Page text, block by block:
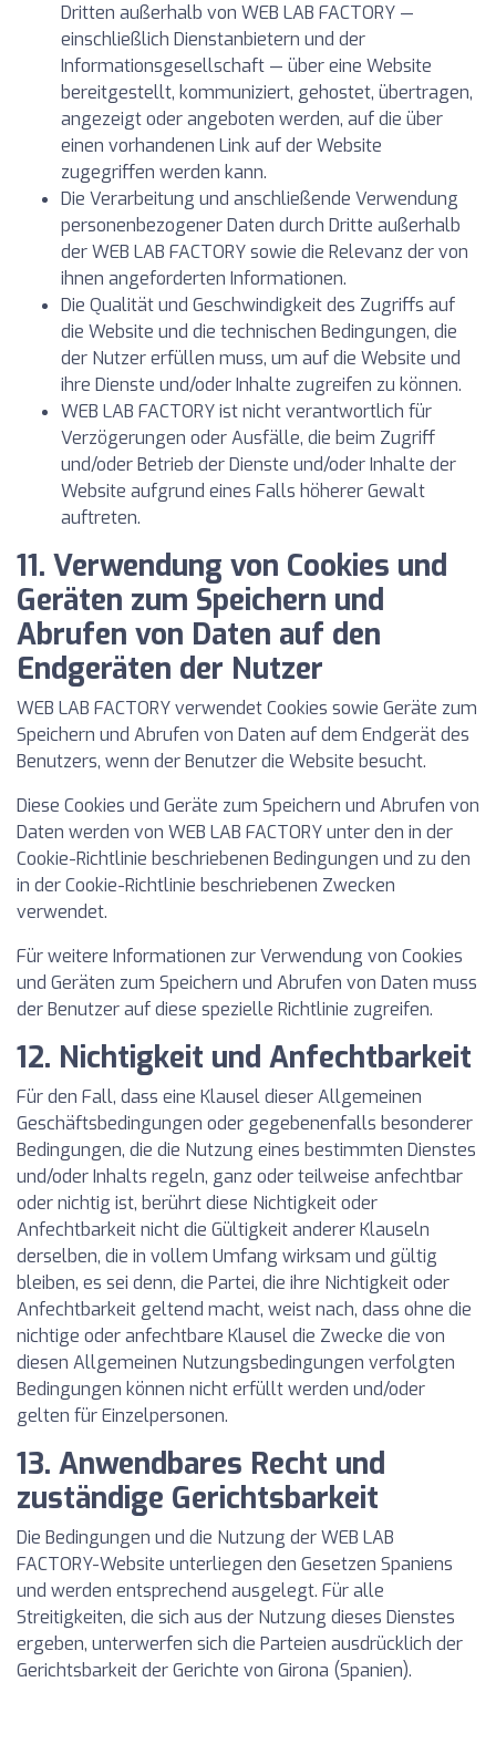
Dritten außerhalb von WEB LAB FACTORY —
einschließlich Dienstanbietern und der
Informationsgesellschaft — über eine Website
bereitgestellt, kommuniziert, gehostet, übertragen,
angezeigt oder angeboten werden, auf die über
einen vorhandenen Link auf der Website
zugegriffen werden kann.
Die Verarbeitung und anschließende Verwendung
personenbezogener Daten durch Dritte außerhalb
der WEB LAB FACTORY sowie die Relevanz der von
ihnen angeforderten Informationen.
Die Qualität und Geschwindigkeit des Zugriffs auf
die Website und die technischen Bedingungen, die
der Nutzer erfüllen muss, um auf die Website und
ihre Dienste und/oder Inhalte zugreifen zu können.
WEB LAB FACTORY ist nicht verantwortlich für
Verzögerungen oder Ausfälle, die beim Zugriff
und/oder Betrieb der Dienste und/oder Inhalte der
Website aufgrund eines Falls höherer Gewalt
auftreten.
11. Verwendung von Cookies und
Geräten zum Speichern und
Abrufen von Daten auf den
Endgeräten der Nutzer
WEB LAB FACTORY verwendet Cookies sowie Geräte zum
Speichern und Abrufen von Daten auf dem Endgerät des
Benutzers, wenn der Benutzer die Website besucht.
Diese Cookies und Geräte zum Speichern und Abrufen von
Daten werden von WEB LAB FACTORY unter den in der
Cookie-Richtlinie beschriebenen Bedingungen und zu den
in der Cookie-Richtlinie beschriebenen Zwecken
verwendet.
Für weitere Informationen zur Verwendung von Cookies
und Geräten zum Speichern und Abrufen von Daten muss
der Benutzer auf diese spezielle Richtlinie zugreifen.
12. Nichtigkeit und Anfechtbarkeit
Für den Fall, dass eine Klausel dieser Allgemeinen
Geschäftsbedingungen oder gegebenenfalls besonderer
Bedingungen, die die Nutzung eines bestimmten Dienstes
und/oder Inhalts regeln, ganz oder teilweise anfechtbar
oder nichtig ist, berührt diese Nichtigkeit oder
Anfechtbarkeit nicht die Gültigkeit anderer Klauseln
derselben, die in vollem Umfang wirksam und gültig
bleiben, es sei denn, die Partei, die ihre Nichtigkeit oder
Anfechtbarkeit geltend macht, weist nach, dass ohne die
nichtige oder anfechtbare Klausel die Zwecke die von
diesen Allgemeinen Nutzungsbedingungen verfolgten
Bedingungen können nicht erfüllt werden und/oder
gelten für Einzelpersonen.
13. Anwendbares Recht und
zuständige Gerichtsbarkeit
Die Bedingungen und die Nutzung der WEB LAB
FACTORY-Website unterliegen den Gesetzen Spaniens
und werden entsprechend ausgelegt. Für alle
Streitigkeiten, die sich aus der Nutzung dieses Dienstes
ergeben, unterwerfen sich die Parteien ausdrücklich der
Gerichtsbarkeit der Gerichte von Girona (Spanien).